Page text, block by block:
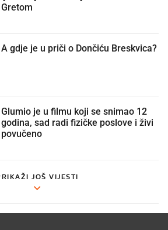
Gretom
A gdje je u priči o Dončiću Breskvica?
Glumio je u filmu koji se snimao 12
godina, sad radi fizičke poslove i živi
povučeno
JOŠ VIJESTI